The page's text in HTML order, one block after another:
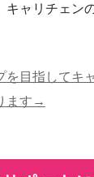
キャリチェン
を目指してキ
ます→